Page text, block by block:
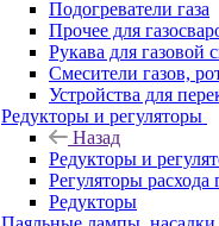
Подогреватели газа
Прочее для
Рукава для газовой
Смесители газов,
Устройства для
Редукторы и регуляторы
Назад
Редукторы и
Регуляторы расхода
Редукторы